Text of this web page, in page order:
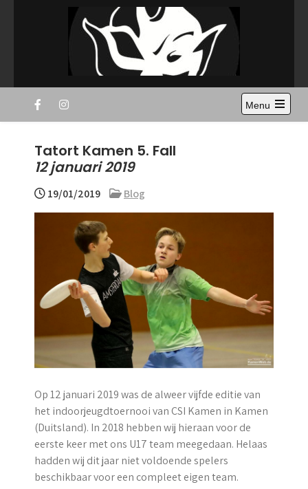
Disc Devils Twente –
Enschede
Ultimate Frisbee Vereniging Enschede
Menu
Open
Tatort Kamen 5. Fall
12 januari 2019
19/01/2019 Blog
Op 12 januari 2019 was de alweer vijfde editie van
het indoorjeugdtoernooi van CSI Kamen in Kamen
(Duitsland). In 2018 hebben wij hieraan voor de
eerste keer met ons U17 team meegedaan. Helaas
hadden wij dit jaar niet voldoende spelers
beschikbaar voor een compleet eigen team.